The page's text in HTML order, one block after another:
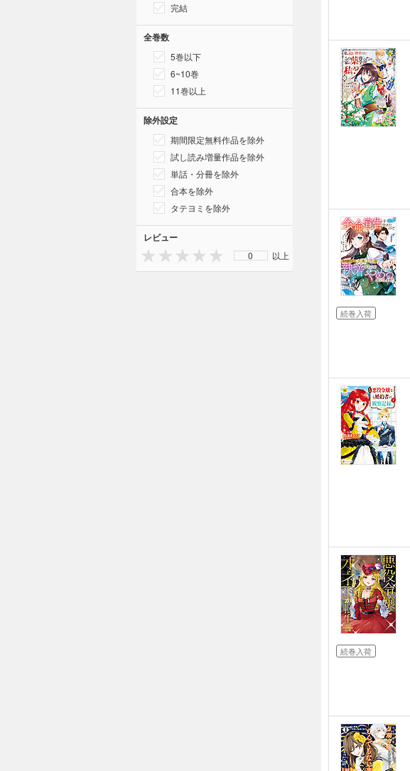
続巻入荷
続巻入荷
完結
全巻数
5巻以下
6~10巻
11巻以上
除外設定
期間限定無料作品を除外
試し読み増量作品を除外
単話・分冊を除外
合本を除外
タテヨミを除外
レビュー
0 以上